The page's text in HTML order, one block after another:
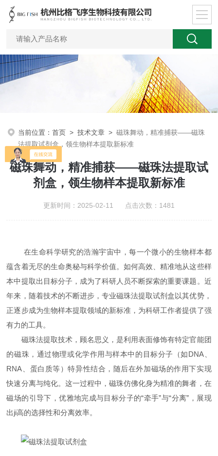
当前位置：首页 >技术文章 >磁珠舞动，精准捕获——磁珠
法提取试剂盒，领生物样本提取新标准
磁珠舞动，精准捕获——磁珠法提取试
剂盒，领生物样本提取新标准
更新时间：2025-02-11 点击次数：1481
在生命科学研究的浩瀚宇宙中，每一个微小的生物样本都
蕴含着无尽的生命奥秘与科学价值。如何高效、精准地从这些样
本中提取出目标分子，成为了科研人员不断探索的重要课题。近
年来，随着技术的不断进步，专业磁珠法提取试剂盒以其优势，
正逐步成为生物样本提取领域的新标准，为科研工作者提供了强
有力的工具。
磁珠法提取技术，顾名思义，是利用表面修饰有特定官能团
的磁珠，通过物理或化学作用与样本中的目标分子（如DNA、
RNA、蛋白质等）特异性结合，随后在外加磁场的作用下实现
快速分离与纯化。这一过程中，磁珠仿佛化身为精准的舞者，在
磁场的引导下，优雅地完成与目标分子的“牵手”与“分离”，展现
出ji高的选择性和分离效率。